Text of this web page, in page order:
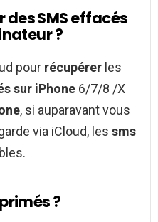
SMS effacés
?
pour récupérer les
sur iPhone 6/7/8 /X
, si auparavant vous
via iCloud, les sms
?